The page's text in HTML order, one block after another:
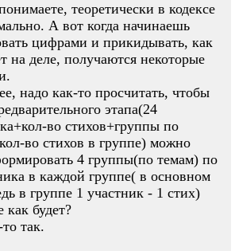
теоретически в кодексе
А вот когда начинаешь
цифрами и прикидывать, как
на деле, получаются некоторые
надо как-то просчитать, чтобы
этапа(24
во стихов+группы по
во стихов в группе) можно
4 группы(по темам) по
в каждой группе( в основном
в группе 1 участник - 1 стих)
будет?
так.